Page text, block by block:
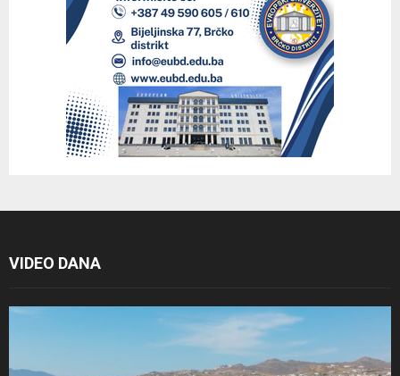
VIDEO DANA